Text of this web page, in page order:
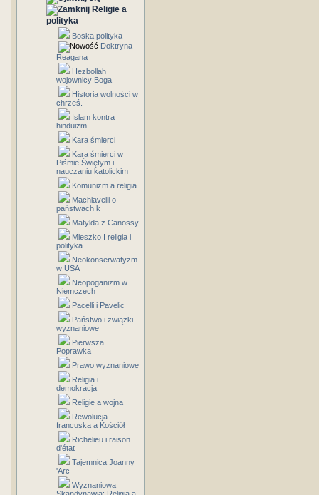
Religie a
polityka
Boska polityka
Doktryna
Reagana
Hezbollah
wojownicy Boga
Historia wolności w
chrześ.
Islam kontra
hinduizm
Kara śmierci
Kara śmierci w
Piśmie Świętym i
nauczaniu katolickim
Komunizm a religia
Machiavelli o
państwach k
Matylda z Canossy
Mieszko I religia i
polityka
Neokonserwatyzm
w USA
Neopoganizm w
Niemczech
Pacelli i Pavelic
Państwo i związki
wyznaniowe
Pierwsza
Poprawka
Prawo wyznaniowe
Religia i
demokracja
Religie a wojna
Rewolucja
francuska a Kościół
Richelieu i raison
d'état
Tajemnica Joanny
'Arc
Wyznaniowa